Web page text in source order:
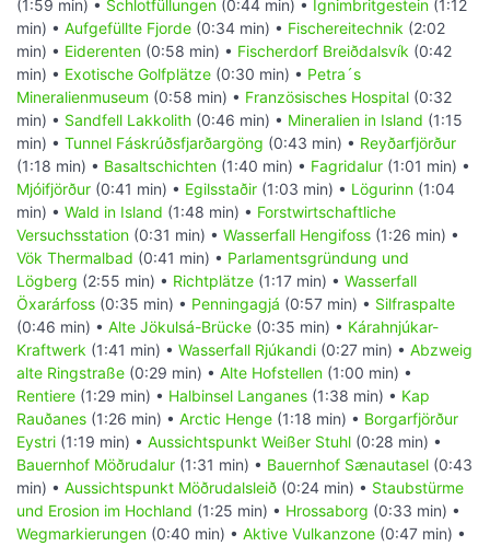
(1:59 min) • Schlotfüllungen (0:44 min) • Ignimbritgestein (1:12
min) • Aufgefüllte Fjorde (0:34 min) • Fischereitechnik (2:02
min) • Eiderenten (0:58 min) • Fischerdorf Breiðdalsvík (0:42
min) • Exotische Golfplätze (0:30 min) • Petra´s
Mineralienmuseum (0:58 min) • Französisches Hospital (0:32
min) • Sandfell Lakkolith (0:46 min) • Mineralien in Island (1:15
min) • Tunnel Fáskrúðsfjarðargöng (0:43 min) • Reyðarfjörður
(1:18 min) • Basaltschichten (1:40 min) • Fagridalur (1:01 min) •
Mjóifjörður (0:41 min) • Egilsstaðir (1:03 min) • Lögurinn (1:04
min) • Wald in Island (1:48 min) • Forstwirtschaftliche
Versuchsstation (0:31 min) • Wasserfall Hengifoss (1:26 min) •
Vök Thermalbad (0:41 min) • Parlamentsgründung und
Lögberg (2:55 min) • Richtplätze (1:17 min) • Wasserfall
Öxarárfoss (0:35 min) • Penningagjá (0:57 min) • Silfraspalte
(0:46 min) • Alte Jökulsá-Brücke (0:35 min) • Kárahnjúkar-
Kraftwerk (1:41 min) • Wasserfall Rjúkandi (0:27 min) • Abzweig
alte Ringstraße (0:29 min) • Alte Hofstellen (1:00 min) •
Rentiere (1:29 min) • Halbinsel Langanes (1:38 min) • Kap
Rauðanes (1:26 min) • Arctic Henge (1:18 min) • Borgarfjörður
Eystri (1:19 min) • Aussichtspunkt Weißer Stuhl (0:28 min) •
Bauernhof Möðrudalur (1:31 min) • Bauernhof Sænautasel (0:43
min) • Aussichtspunkt Möðrudalsleið (0:24 min) • Staubstürme
und Erosion im Hochland (1:25 min) • Hrossaborg (0:33 min) •
Wegmarkierungen (0:40 min) • Aktive Vulkanzone (0:47 min) •